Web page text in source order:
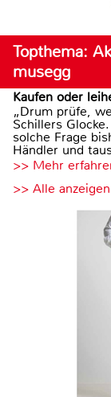
Topthema:
musegg
Kaufen oder
„Drum prüfe,
Schillers
solche Frage
Händler und
>> Mehr
>> Alle anzeigen